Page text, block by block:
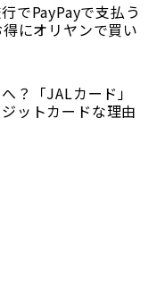
でPayPayで支払う
にオリヤンで買い
？「JALカード」
ットカードな理由